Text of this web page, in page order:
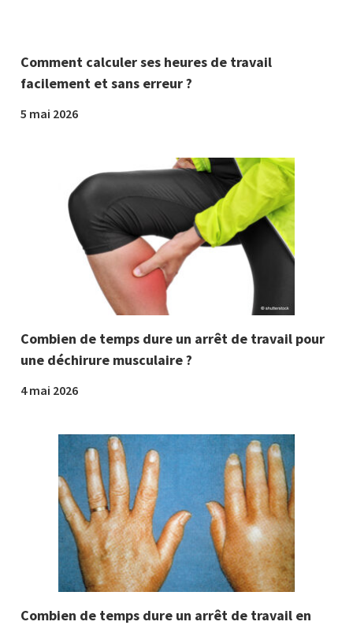
Comment calculer ses heures de travail
facilement et sans erreur ?
5 mai 2026
Combien de temps dure un arrêt de travail pour
une déchirure musculaire ?
4 mai 2026
Combien de temps dure un arrêt de travail en